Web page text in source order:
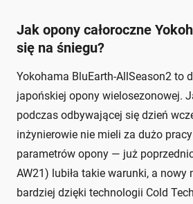
Jak opony całoroczne
się na śniegu?
Yokohama BluEarth-AllSeason2 to
japońskiej opony wielosezonowej.
podczas odbywającej się dzień
inżynierowie nie mieli za dużo
parametrów opony — już
AW21) lubiła takie warunki, a nowy
bardziej dzięki technologii Cold